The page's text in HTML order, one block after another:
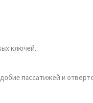
ключей.
пассатижей и